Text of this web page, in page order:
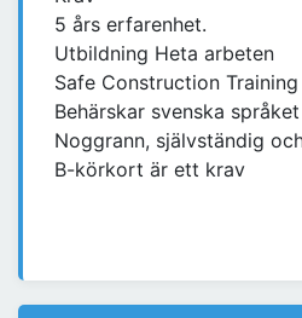
5 års erfarenhet.
Utbildning Heta arbeten
Safe Construction Training
Behärskar svenska
Noggrann, självständig
B-körkort är ett krav